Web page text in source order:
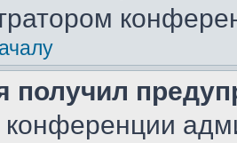
получил